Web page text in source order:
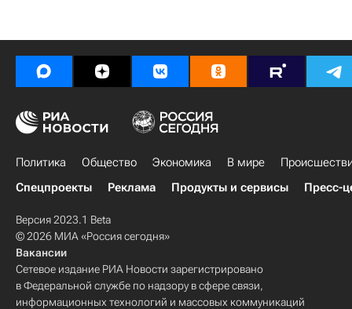
Политика Общество Экономика В мире
Спецпроекты
Реклама Продукты и сервисы Пресс-
Версия 2023.1 Beta
© 2026 МИА «Россия сегодня»
Вакансии
Сетевое издание РИА Новости зарегистрировано
в Федеральной службе по надзору в сфере связи,
информационных технологий и массовых коммуникаций